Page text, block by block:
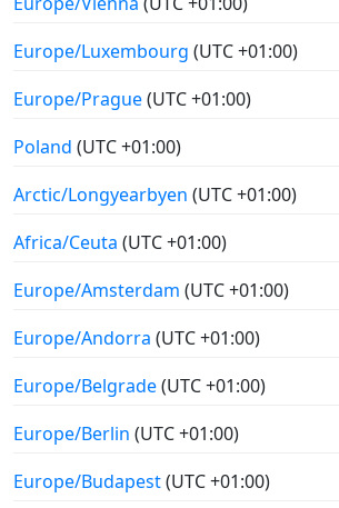
Europe/Luxembourg (UTC +01:00)
Europe/Prague(UTC +01:00)
Poland (UTC +01:00)
Arctic/Longyearbyen (UTC +01:00)
Africa/Ceuta (UTC +01:00)
Europe/Amsterdam (UTC +01:00)
Europe/Andorra (UTC +01:00)
Europe/Belgrade(UTC +01:00)
Europe/Berlin (UTC +01:00)
Europe/Budapest(UTC +01:00)